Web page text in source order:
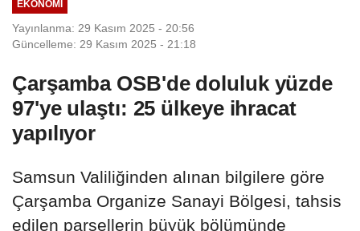
EKONOMI
Yayınlanma: 29 Kasım 2025 - 20:56
Güncelleme: 29 Kasım 2025 - 21:18
Çarşamba OSB'de doluluk yüzde
97'ye ulaştı: 25 ülkeye ihracat
yapılıyor
Samsun Valiliğinden alınan bilgilere göre
Çarşamba Organize Sanayi Bölgesi, tahsis
edilen parsellerin büyük bölümünde